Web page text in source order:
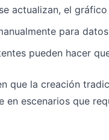
actualizan, el
para
pueden hacer
que la creación
en escenarios que